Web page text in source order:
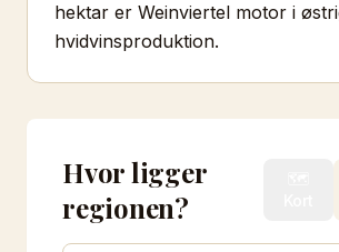
hektar er Weinviertel motor i
hvidvinsproduktion.
Hvor ligger
regionen?